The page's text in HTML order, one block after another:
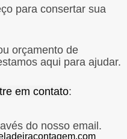
para consertar sua
orçamento de
aqui para ajudar.
em contato:
do nosso email.